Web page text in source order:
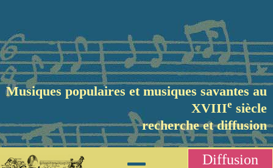
Musiques populaires et musiques savantes au
XVIIIe siècle
recherche et diffusion
Diffusion